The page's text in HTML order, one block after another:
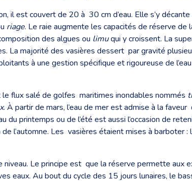
il est couvert de 20 à 30 cm d’eau. Elle s’y
riage. Le raie augmente les capacités de réserve de
des algues ou limuqui y croissent. La
La majorité des vasières dessert par gravité
à une gestion spécifique et rigoureuse de
le flux salé de golfes maritimes inondables nommés
. À partir de mars, l’eau de mer est admise à la
du printemps ou de l’été est aussi l’occasion de
l’automne. Les vasières étaient mises à barboter
Le principe est que la réserve permette aux
eaux. Au bout du cycle des 15 jours lunaires, le